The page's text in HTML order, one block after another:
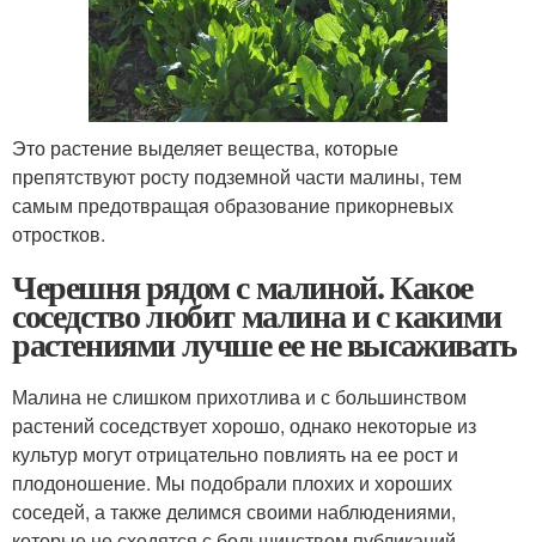
Это растение выделяет вещества, которые
препятствуют росту подземной части малины, тем
самым предотвращая образование прикорневых
отростков.
Черешня рядом с малиной. Какое
соседство любит малина и с какими
растениями лучше ее не высаживать
Малина не слишком прихотлива и с большинством
растений соседствует хорошо, однако некоторые из
культур могут отрицательно повлиять на ее рост и
плодоношение. Мы подобрали плохих и хороших
соседей, а также делимся своими наблюдениями,